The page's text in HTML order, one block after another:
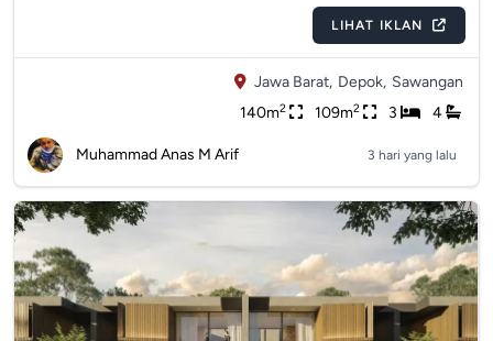
LIHAT IKLAN
Jawa Barat, Depok, Sawangan
140m2 109m2 3 4
Muhammad Anas M Arif 3 hari yang lalu